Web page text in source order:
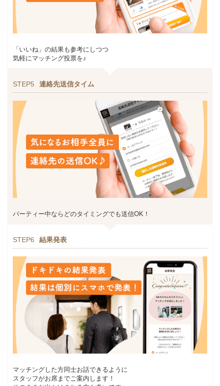
「いいね」の結果も参考にしつつ
気軽にマッチング投票を♪
STEP5 連絡先送信タイム
パーティー中ならどのタイミングでも送信OK！
STEP6 結果発表
マッチングした方同士お話できるように
スタッフがお席までご案内します！